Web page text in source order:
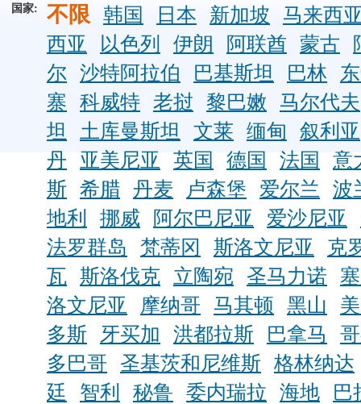
国家: 不限 韩国 日本 新加坡
马来西
西亚
以色列 伊朗 阿联酋 蒙古
尔
沙特阿拉伯 巴基斯坦 巴林
寨
科威特 老挝 黎巴嫩
马尔代夫
坦
土库曼斯坦 文莱 缅甸
叙利亚
丹
亚美尼亚 英国 德国 法国
意
斯 希腊 丹麦 卢森堡 爱尔兰
波
地利
挪威 阿尔巴尼亚 爱沙尼亚
法罗群岛
梵蒂冈 斯洛文尼亚
克
瓦 斯洛伐克 立陶宛 圣马力诺
洛文尼亚
摩纳哥 马其顿 黑山
多斯
牙买加 洪都拉斯 巴拿马
多巴哥
圣基茨和尼维斯 格林纳达
廷
智利 秘鲁 委内瑞拉 海地
巴